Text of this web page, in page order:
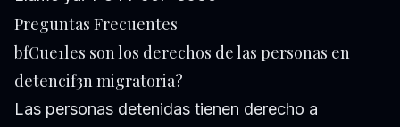
Preguntas Frecuentes
bfCue1les son los derechos de las personas en
detencif3n migratoria?
Las personas detenidas tienen derecho a